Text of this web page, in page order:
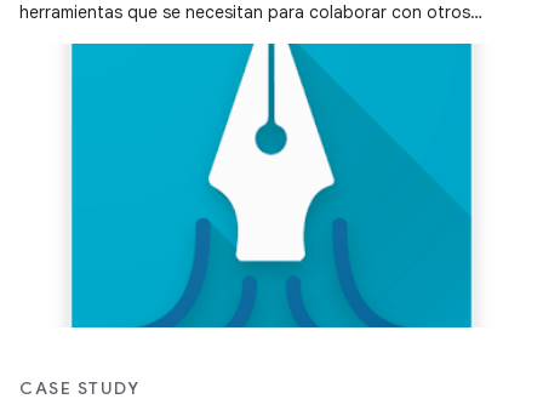
herramientas que se necesitan para colaborar con otros
CASE STUDY